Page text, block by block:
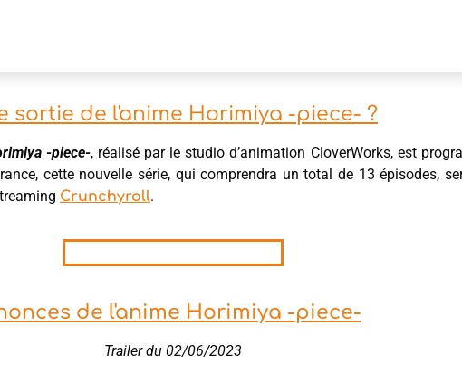
sortie de l'anime Horimiya -piece- ?
-piece-, réalisé par le studio d’animation CloverWorks, est
cette nouvelle série, qui comprendra un total de 13 épisodes,
Crunchyroll.
de l'anime Horimiya -piece-
Trailer du 02/06/2023